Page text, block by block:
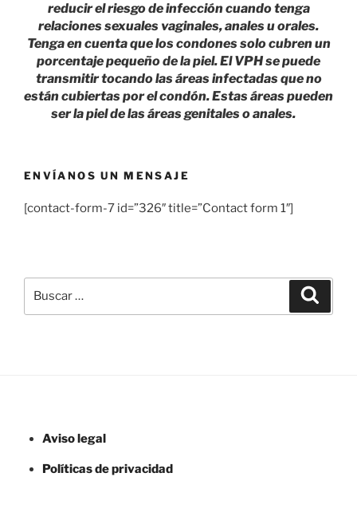
reducir el riesgo de infección cuando tenga
relaciones sexuales vaginales, anales u orales.
Tenga en cuenta que los condones solo cubren un
porcentaje pequeño de la piel. El VPH se puede
transmitir tocando las áreas infectadas que no
están cubiertas por el condón. Estas áreas pueden
ser la piel de las áreas genitales o anales.
ENVÍANOS UN MENSAJE
[contact-form-7 id=”326″ title=”Contact form 1″]
por:
Aviso legal
Políticas de privacidad